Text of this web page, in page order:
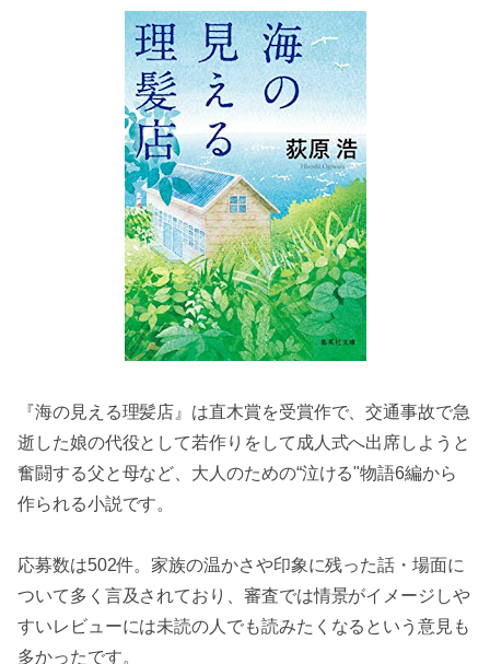
『海の見える理髪店』は直木賞を受賞作で、交通事故で急
逝した娘の代役として若作りをして成人式へ出席しようと
奮闘する父と母など、大人のための“泣ける"物語6編から
作られる小説です。
応募数は502件。家族の温かさや印象に残った話・場面に
ついて多く言及されており、審査では情景がイメージしや
すいレビューには未読の人でも読みたくなるという意見も
多かったです。